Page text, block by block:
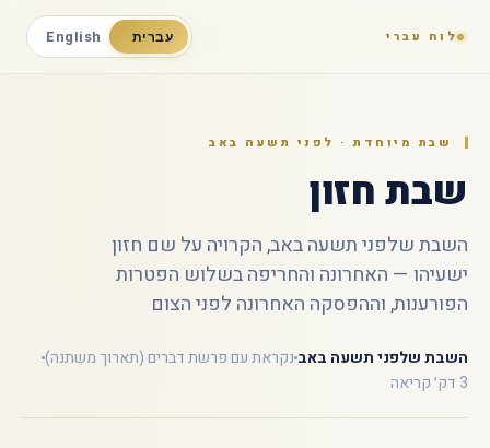
לוח עברי עברית English
שבת מיוחדת · לפני תשעה באב
שבת חזון
השבת שלפני תשעה באב, הקרויה על שם חזון
ישעיהו — האחרונה והחריפה בשלוש הפטרות
הפורענות, וההפסקה האחרונה לפני הצום
השבת שלפני תשעה באב נקראת עם פרשת דברים (תארוך משתנה)
3 דק׳ קריאה